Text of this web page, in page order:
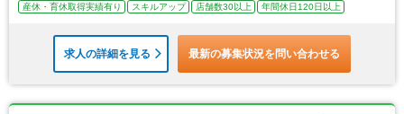
産休・育休取得実績有り
スキルアップ 店舗数30以上 年間休日120日以上
求人の詳細を見る 最新の募集状況を問い合わせる